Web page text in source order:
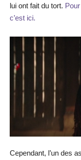
lui ont fait du tort.
c’est ici.
Cependant, l’un des